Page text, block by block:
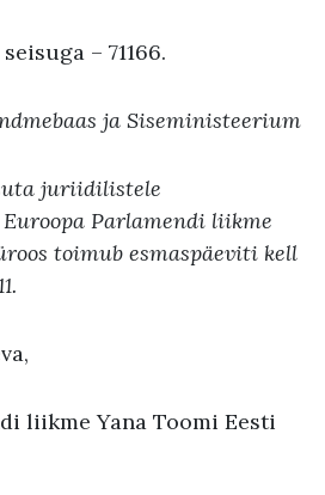
– 71166.
ja Siseministeerium
juriidilistele
Parlamendi liikme
toimub esmaspäeviti kell
liikme Yana Toomi Eesti